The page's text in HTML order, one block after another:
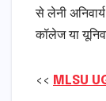
से लेनी
कॉलेज या
<< MLSU